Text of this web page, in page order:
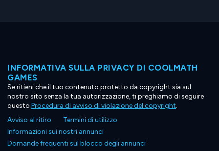
INFORMATIVA SULLA PRIVACY DI COOLMATH
GAMES
Se ritieni che il tuo contenuto protetto da copyright sia sul
nostro sito senza la tua autorizzazione, ti preghiamo di seguire
questo Procedura di avviso di violazione del copyright.
Avviso al ritiro
Termini di utilizzo
Informazioni sui nostri annunci
Domande frequenti sul blocco degli annunci